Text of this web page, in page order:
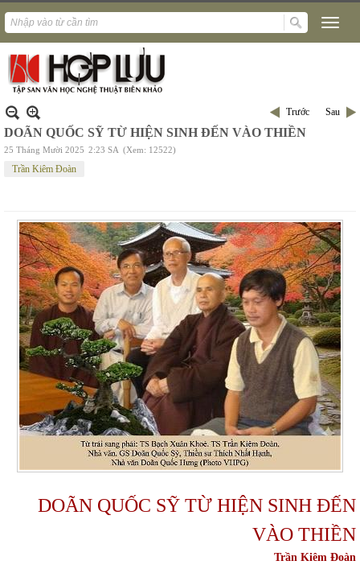
Trước Sau
DOÃN QUỐC SỸ TỪ HIỆN SINH ĐẾN VÀO THIỀN
25 Tháng Mười 2025 2:23 SA (Xem: 12522)
Trần Kiêm Đoàn
DOÃN QUỐC SỸ TỪ HIỆN SINH ĐẾN
VÀO THIỀN
Trần Kiêm Đoàn